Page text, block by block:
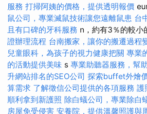
服務 打掃阿姨的價格，提供透明報價
鼠公司，專業滅鼠技術讓您遠離鼠患 台
且有口碑的牙科服務 n，約有3％的較小
證辦理流程 台南搬家，讓你的搬遷過程
兒童眼科，為孩子的視力健康把關 專業
的活動提供美味 s 專業助聽器服務，幫
升網站排名的SEO公司 探索buffet外燴
算需求 了解徵信公司提供的各項服務 護
順利拿到新護照 除白蟻公司，專業除白
房屋免受侵害 安養院，提供溫馨照護與